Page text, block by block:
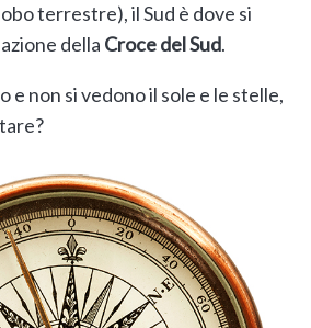
terrestre), il Sud è dove si
della Croce del Sud.
e non si vedono il sole e le stelle,